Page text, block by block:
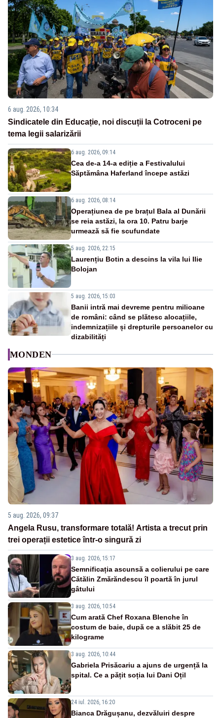
6 aug. 2026, 10:34
Sindicatele din Educație, noi discuții la Cotroceni pe
tema legii salarizării
6 aug. 2026, 09:14
Cea de-a 14-a ediție a Festivalului
Săptămâna Haferland începe astăzi
6 aug. 2026, 08:14
Operațiunea de pe brațul Bala al Dunării
se reia astăzi, la ora 10. Patru barje
urmează să fie scufundate
5 aug. 2026, 22:15
Laurențiu Botin a descins la vila lui Ilie
Bolojan
5 aug. 2026, 15:03
Banii intră mai devreme pentru milioane
de români: când se plătesc alocațiile,
indemnizațiile și drepturile persoanelor cu
dizabilități
MONDEN
5 aug. 2026, 09:37
Angela Rusu, transformare totală! Artista a trecut prin
trei operații estetice într-o singură zi
3 aug. 2026, 15:17
Semnificația ascunsă a colierului pe care
Cătălin Zmărăndescu îl poartă în jurul
gâtului
3 aug. 2026, 10:54
Cum arată Chef Roxana Blenche în
costum de baie, după ce a slăbit 25 de
kilograme
3 aug. 2026, 10:44
Gabriela Prisăcariu a ajuns de urgență la
spital. Ce a pățit soția lui Dani Oțil
24 iul. 2026, 16:20
Bianca Drăgușanu, dezvăluiri despre